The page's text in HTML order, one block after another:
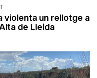
un rellotge a
de Lleida